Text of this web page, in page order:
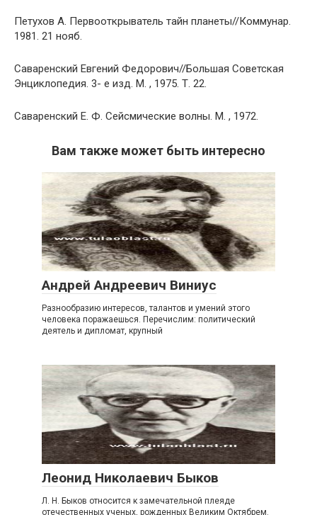
Петухов А. Первооткрыватель тайн планеты//Коммунар.
1981. 21 нояб.
Саваренский Евгений Федорович//Большая Советская
Энциклопедия. 3- е изд. М. , 1975. Т. 22.
Саваренский Е. Ф. Сейсмические волны. М. , 1972.
Вам также может быть интересно
Андрей Андреевич Виниус
Разнообразию интересов, талантов и умений этого
человека поражаешься. Перечислим: политический
деятель и дипломат, крупный
Леонид Николаевич Быков
Л. Н. Быков относится к замечательной плеяде
отечественных ученых, рожденных Великим Октябрем.